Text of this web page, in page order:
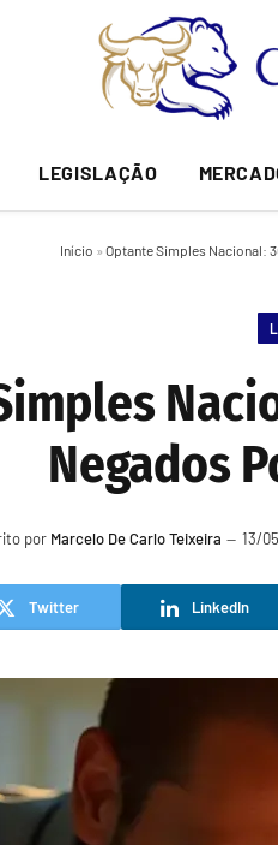
LEGISLAÇÃO
Início » Optante Simples Nacional:
Negados
por Marcelo De Carlo Teixeira 13/
Twitter LinkedIn